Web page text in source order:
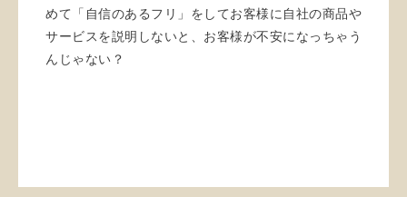
めて「自信のあるフリ」をしてお客様に自社の商品や
サービスを説明しないと、お客様が不安になっちゃう
んじゃない？